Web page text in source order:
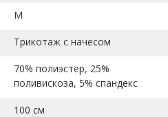
M
Трикотаж с начесом
70% полиэстер, 25%
поливискоза, 5% спандекс
100 см